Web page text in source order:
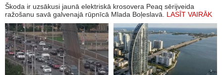
Škoda ir uzsākusi jaunā elektriskā krosovera Peaq sērijveida
ražošanu savā galvenajā rūpnīcā Mlada Boļeslavā. LASĪT VAIRĀK